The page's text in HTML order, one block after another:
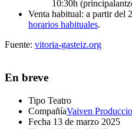
10:30h
Venta habitual: a partir del
horarios habituales.
Fuente: vitoria-gasteiz.org
En breve
Tipo Teatro
CompañíaVaiven
Fecha 13 de marzo 2025